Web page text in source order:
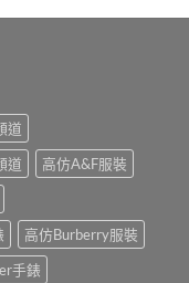
道
道
高仿A&F服裝
高仿Burberry服裝
手錶